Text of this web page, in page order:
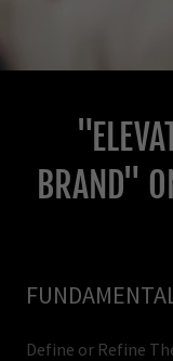
BRAND"
Define or Refine